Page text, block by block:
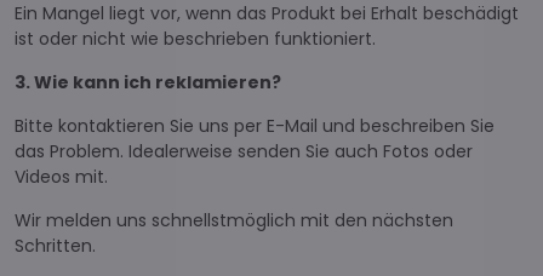
Ein Mangel liegt vor, wenn das Produkt bei Erhalt beschädigt
ist oder nicht wie beschrieben funktioniert.
3. Wie kann ich reklamieren?
Bitte kontaktieren Sie uns per E-Mail und beschreiben Sie
das Problem. Idealerweise senden Sie auch Fotos oder
Videos mit.
Wir melden uns schnellstmöglich mit den nächsten
Schritten.